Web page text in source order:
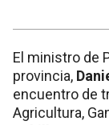
El ministro de
provincia,
encuentro de
Agricultura,